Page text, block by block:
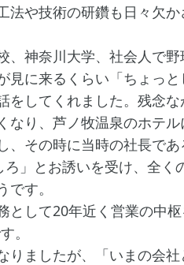
や技術の研鑽も日々欠
神奈川大学、社会人で野
見に来るくらい「ちょっ
をしてくれました。残念
り、芦ノ牧温泉のホテル
その時に当時の社長で
ろ」とお誘いを受け、全く
す。
して20年近く営業の中
。
ましたが、「いまの会社